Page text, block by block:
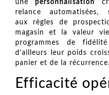
unepersonnalisation
relance automatisées,
aux règles de
magasin et la valeur
programmes de
d’ailleurs leur poids
panier et de la
Efficacité